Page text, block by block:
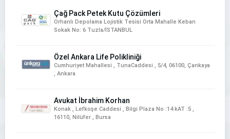
Çağ Pack Petek Kutu Çözümleri
Orhanlı Depolama Lojistik Tesisi Orta Mahalle Keban
Sokak No: 6 Tuzla/İSTANBUL
Özel Ankara Life Polikliniği
Cumhuriyet Mahallesi , TunaCaddesi , 5/4, 06100, Çankaya
, Ankara
Avukat İbrahim Korhan
Konak , Lefkoşe Caddesi , Bilgi Plaza No :14 kAT :5 ,
16110, Nilüfer , Bursa